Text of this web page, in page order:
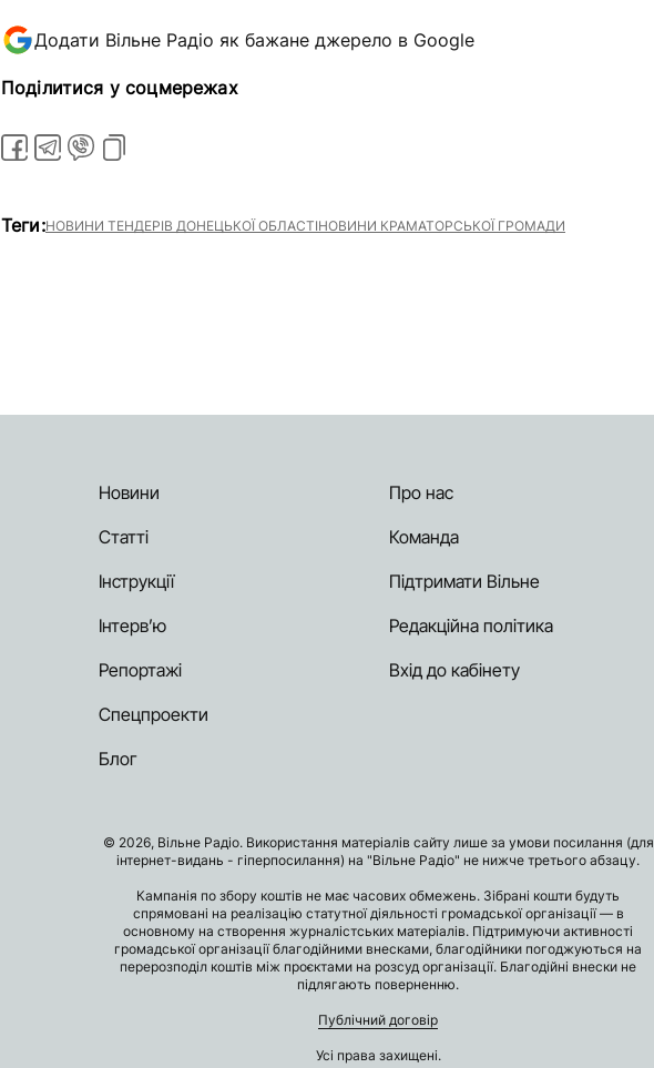
Додати Вільне Радіо як бажане джерело в Google
Поділитися у соцмережах
Теги:НОВИНИ ТЕНДЕРІВ ДОНЕЦЬКОЇ ОБЛАСТІНОВИНИ КРАМАТОРСЬКОЇ ГРОМАДИ
Новини
Статті
Інструкції
Інтерв’ю
Репортажі
Спецпроекти
Блог
Про нас
Команда
Підтримати Вільне
Редакційна політика
Вхід до кабінету
© 2026, Вільне Радіо. Використання матеріалів сайту лише за умови посилання (для
інтернет-видань - гіперпосилання) на "Вільне Радіо" не нижче третього абзацу.
Кампанія по збору коштів не має часових обмежень. Зібрані кошти будуть
спрямовані на реалізацію статутної діяльності громадської організації — в
основному на створення журналістських матеріалів. Підтримуючи активності
громадської організації благодійними внесками, благодійники погоджуються на
перерозподіл коштів між проєктами на розсуд організації. Благодійні внески не
підлягають поверненню.
Публічний договір
Усі права захищені.